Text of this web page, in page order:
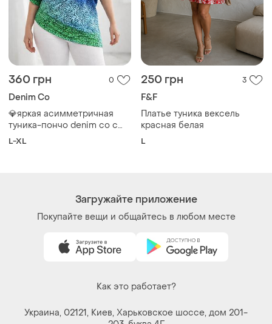
360 грн 0
Denim Co
💎яркая асимметричная
туника-пончо denim co с
леопардовым принтом, р.
18 / 46 (новая)
250 грн 3
F&F
Платье туника вексель
красная белая
Загружайте приложение
Покупайте вещи и общайтесь в любом месте
Как это работает?
Украина, 02121, Киев, Харьковское шоссе, дом 201-
203, буква 4Г
Политика конфиденциальности
Контакты